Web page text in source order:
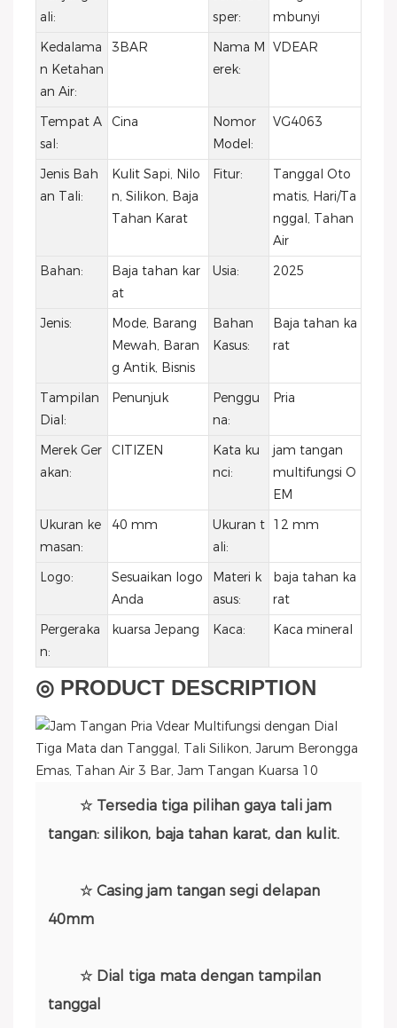
ali:
sper:
mbunyi
Kedalama
n Ketahan
an Air:
3BAR
Nama M
erek:
VDEAR
Tempat A
sal:
Cina
Nomor
Model:
VG4063
Jenis Bah
an Tali:
Kulit Sapi, Nilo
n, Silikon, Baja
Tahan Karat
Fitur:
Tanggal Oto
matis, Hari/Ta
nggal, Tahan
Air
Bahan:
Baja tahan kar
at
Usia: 2025
Jenis:
Mode, Barang
Mewah, Baran
g Antik, Bisnis
Bahan
Kasus:
Baja tahan ka
rat
Tampilan
Dial:
Penunjuk
Penggu
na:
Pria
Merek Ger
akan:
CITIZEN
Kata ku
nci:
jam tangan
multifungsi O
EM
Ukuran ke
masan:
40 mm
Ukuran t
ali:
12 mm
Logo:
Sesuaikan logo
Anda
Materi k
asus:
baja tahan ka
rat
Pergeraka
n:
kuarsa Jepang Kaca: Kaca mineral
◎ PRODUCT DESCRIPTION
☆ Tersedia tiga pilihan gaya tali jam
tangan: silikon, baja tahan karat, dan kulit.
☆ Casing jam tangan segi delapan
40mm
☆ Dial tiga mata dengan tampilan
tanggal